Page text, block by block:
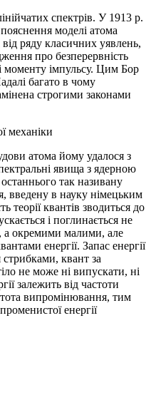
спектрів. У 1913 р.
моделі атома
ряду класичних уявлень,
про безперервність
моменту імпульсу. Цим Бор
багато в чому
строгими законами
механіки
атома йому удалося з
явища з ядерною
так називану
введену в науку німецьким
квантів зводиться до
і поглинається не
а окремими малими, але
енергії. Запас енергії
квант за
не може ні випускати, ні
залежить від частоти
випромінювання, тим
енергії